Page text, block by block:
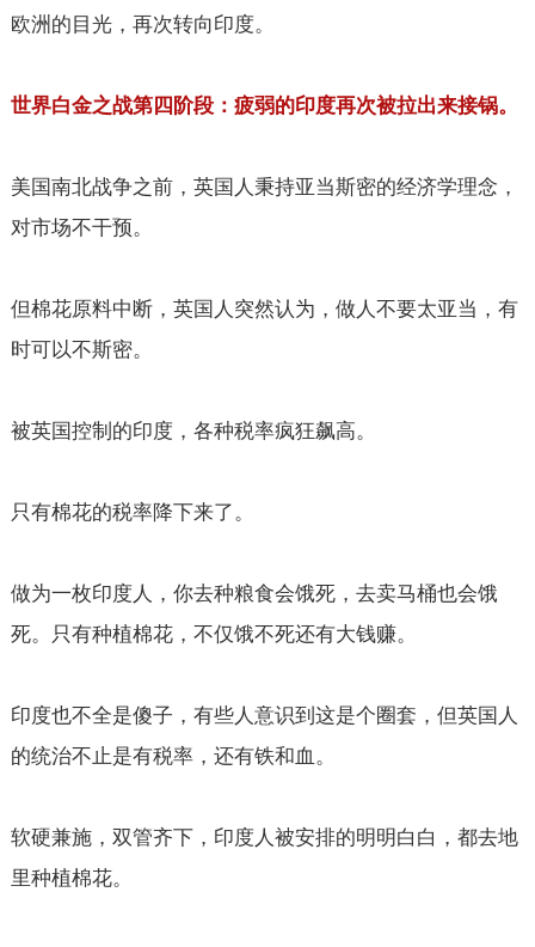
欧洲的目光，再次转向印度。
世界白金之战第四阶段：疲弱的印度再次被拉出来接锅。
美国南北战争之前，英国人秉持亚当斯密的经济学理念，
对市场不干预。
但棉花原料中断，英国人突然认为，做人不要太亚当，有
时可以不斯密。
被英国控制的印度，各种税率疯狂飙高。
只有棉花的税率降下来了。
做为一枚印度人，你去种粮食会饿死，去卖马桶也会饿
死。只有种植棉花，不仅饿不死还有大钱赚。
印度也不全是傻子，有些人意识到这是个圈套，但英国人
的统治不止是有税率，还有铁和血。
软硬兼施，双管齐下，印度人被安排的明明白白，都去地
里种植棉花。